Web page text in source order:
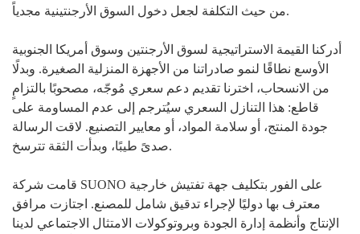
من حيث التكلفة لجعل دخول السوق الأرجنتينية مجدياً.
أدركنا القيمة الاستراتيجية لسوق الأرجنتين وسوق أمريكا الجنوبية
الأوسع نطاقًا لنمو صادراتنا من الأجهزة المنزلية الصغيرة. وبدلًا
من الانسحاب، اخترنا تقديم دعم سعري مُوجّه، مصحوبًا بالتزامٍ
قاطع: هذا التنازل السعري سيُترجم إلى عدم المساومة على
جودة المنتج، أو سلامة المواد، أو معايير التصنيع. لاقت الرسالة
صدىً طيبًا، وبدأت الثقة تترسخ.
قامت شركة SUONO على الفور بتكليف جهة تفتيش خارجية
معترف بها دوليًا لإجراء تدقيق شامل للمصنع. اجتازت مرافق
الإنتاج وأنظمة إدارة الجودة وبروتوكولات الامتثال الاجتماعي لدينا